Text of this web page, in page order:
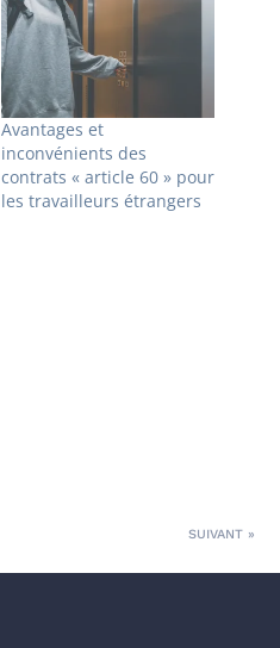
Avantages et
inconvénients des
contrats « article 60 » pour
les travailleurs étrangers
SUIVANT »